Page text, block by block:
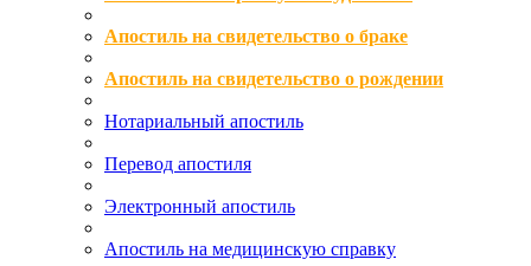
Апостиль на свидетельство о браке
Апостиль на свидетельство о рождении
Нотариальный апостиль
Перевод апостиля
Электронный апостиль
Апостиль на медицинскую справку